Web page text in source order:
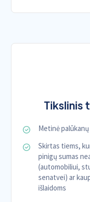
Tikslinis
Metinė palūkanų
Skirtas tiems,
pinigų sumas
(automobiliui,
senatvei) ar
išlaidoms